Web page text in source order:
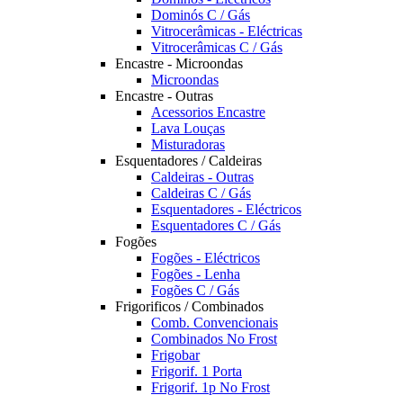
Dominós C / Gás
Vitrocerâmicas - Eléctricas
Vitrocerâmicas C / Gás
Encastre - Microondas
Microondas
Encastre - Outras
Acessorios Encastre
Lava Louças
Misturadoras
Esquentadores / Caldeiras
Caldeiras - Outras
Caldeiras C / Gás
Esquentadores - Eléctricos
Esquentadores C / Gás
Fogões
Fogões - Eléctricos
Fogões - Lenha
Fogões C / Gás
Frigorificos / Combinados
Comb. Convencionais
Combinados No Frost
Frigobar
Frigorif. 1 Porta
Frigorif. 1p No Frost